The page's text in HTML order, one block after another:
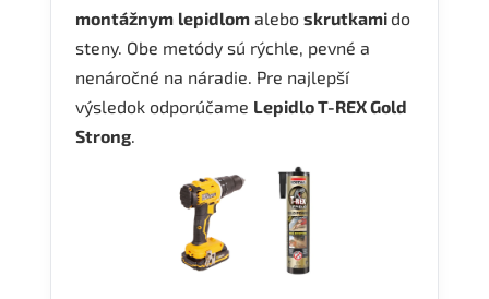
montážnym lepidlom alebo skrutkami do
steny. Obe metódy sú rýchle, pevné a
nenáročné na náradie. Pre najlepší
výsledok odporúčame Lepidlo T-REX Gold
Strong.